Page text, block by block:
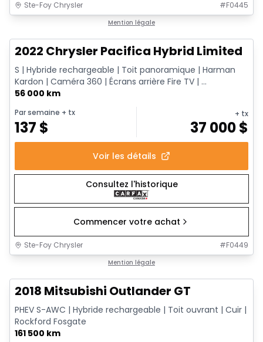
Ste-Foy Chrysler #F0445
Mention légale
2022 Chrysler Pacifica Hybrid Limited
S | Hybride rechargeable | Toit panoramique | Harman
Kardon | Caméra 360 | Écrans arrière Fire TV | ...
56 000 km
Par semaine + tx
137 $
+ tx
37 000$
Voir les détails
Consultez l'historique
Commencer votre achat
Ste-Foy Chrysler #F0449
Mention légale
2018 Mitsubishi Outlander GT
PHEV S-AWC | Hybride rechargeable | Toit ouvrant | Cuir |
Rockford Fosgate
161 500 km